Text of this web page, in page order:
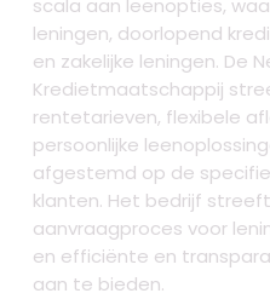
scala aan leenopties,
leningen, doorlopend
en zakelijke leningen. De
Kredietmaatschappij
rentetarieven, flexibele
persoonlijke
afgestemd op de
klanten. Het bedrijf
aanvraagproces voor
en efficiënte en
aan te bieden.